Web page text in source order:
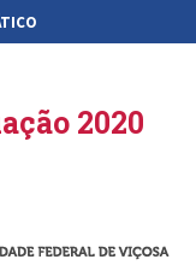
FLORESTAL
2020